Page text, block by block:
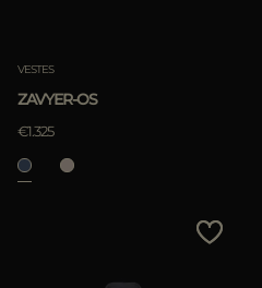
VESTES
ZAVYER-OS
€1.325